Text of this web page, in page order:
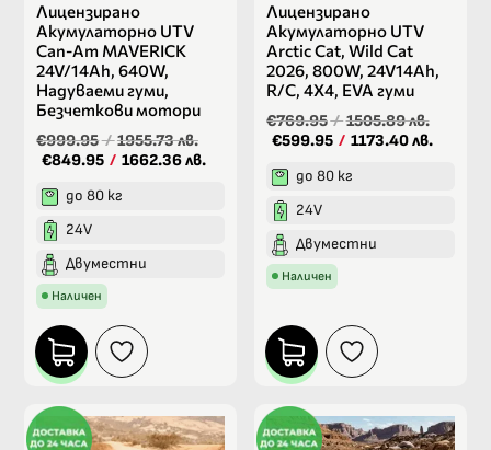
Лицензирано
Акумулаторно UTV
Can-Am MAVERICK
24V/14Ah, 640W,
Надуваеми гуми,
Безчеткови мотори
€999.95/1955.73 лв.
€849.95 / 1662.36 лв.
до 80 кг
24V
Двуместни
Наличен
Лицензирано
Акумулаторно UTV
Arctic Cat, Wild Cat
2026, 800W, 24V14Ah,
R/C, 4X4, EVA гуми
€769.95/1505.89 лв.
€599.95 / 1173.40 лв.
до 80 кг
24V
Двуместни
Наличен